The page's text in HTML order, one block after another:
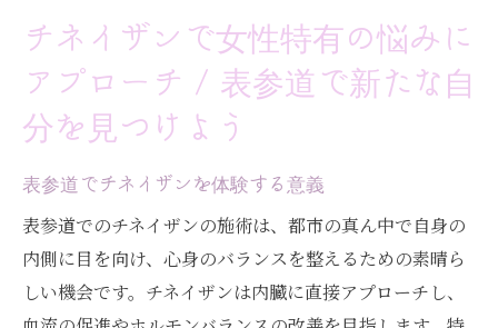
内臓をケアすることで得られる心身のバラ
ンス
健康的なライフスタイルへの第一歩
腸もみユーザー必見 / チネイザンで内臓を丁寧
にケアするメリット
腸もみとチネイザンの違いを知る
内臓への深いアプローチの重要性
チネイザンが提供するリラクゼーション効
チネイザンで女性特有の悩みに
アプローチ / 表参道で新たな自
分を見つけよう
表参道でチネイザンを体験する意義
表参道でのチネイザンの施術は、都市の真ん中で自身の
内側に目を向け、心身のバランスを整えるための素晴ら
しい機会です。チネイザンは内臓に直接アプローチし、